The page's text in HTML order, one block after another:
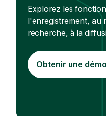
Explorez les
l'enregistrement, au
recherche, à la
Obtenir une démo